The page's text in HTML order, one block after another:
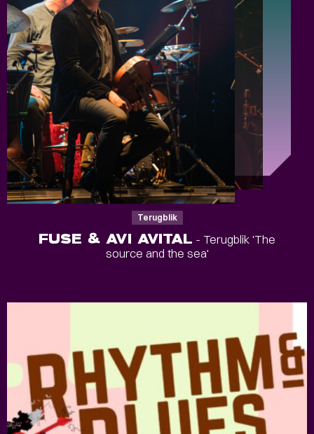
Terugblik
FUSE & AVI AVITAL - Terugblik 'The
source and the sea'